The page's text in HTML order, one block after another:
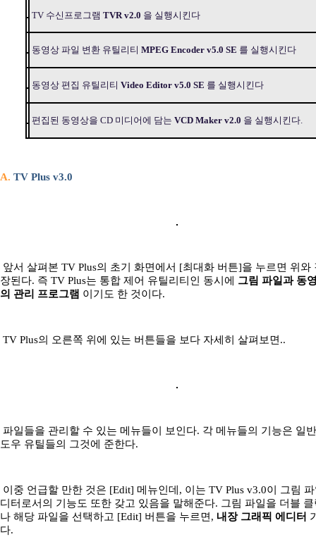
TV 수신프로그램 TVR v2.0 을 실행시킨다
동영상 파일 변환 유틸리티 MPEG Encoder v5.0 SE 를 실행시킨다
동영상 편집 유틸리티 Video Editor v5.0 SE 를 실행시킨다
편집된 동영상을 CD 미디어에 담는 VCD Maker v2.0 을 실행시킨다.
A. TV Plus v3.0
앞서 살펴본 TV Plus의 초기 화면에서 [최대화 버튼]을 누르면 위와
장된다. 즉 TV Plus는 통합 제어 유틸리티인 동시에 그림 파일과 동
의 관리 프로그램 이기도 한 것이다.
TV Plus의 오른쪽 위에 있는 버튼들을 보다 자세히 살펴보면..
파일들을 관리할 수 있는 메뉴들이 보인다. 각 메뉴들의 기능은 일
도우 유틸들의 그것에 준한다.
이중 언급할 만한 것은 [Edit] 메뉴인데, 이는 TV Plus v3.0이 그림
디터로서의 기능도 또한 갖고 있음을 말해준다. 그림 파일을 더블
나 해당 파일을 선택하고 [Edit] 버튼을 누르면, 내장 그래픽 에디터
다.